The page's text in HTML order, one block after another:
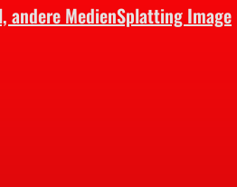
andere MedienSplatting Image